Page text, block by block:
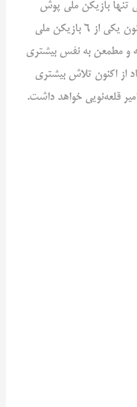
تنها بازیکن ملی پوش
استقلال خوزستان می بود، اکنون یکی از 6 بازیکن ملی
و مطمعن به نفس بیشتری
از اکنون تلاش بیشتری
قلعه‌نویی خواهد داشت.